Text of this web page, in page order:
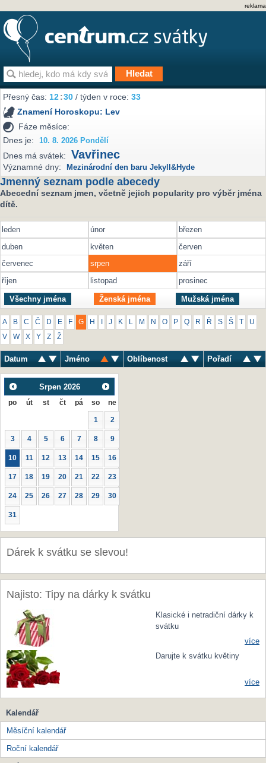
reklama
Přesný čas:12:30 / týden v roce:33
Znamení Horoskopu: Lev
Fáze měsíce:
Dnes je:
10. 8. 2026 Pondělí
Dnes má svátek: Vavřinec
Významné dny: Mezinárodní den baru Jekyll&Hyde
Jmenný seznam podle abecedy
Abecední seznam jmen, včetně jejich popularity pro výběr jména
dítě.
leden únor
březen
duben
květen
červen
červenec
srpen
září
říjen
listopad prosinec
Všechny jména Ženská jména Mužská jména
A B C Č D E F G H J K M N O P Q R Ř S Š U
V W X Y Z Ž
Datum Jméno Oblíbenost Pořadí
Srpen 2026
po út st čt pá so ne
1 2
3 4 5 6 7 8 9
10 11 12 13 14 15 16
17 18 19 20 21 22 23
24 25 26 27 28 29 30
31
Dárek k svátku se slevou!
Najisto: Tipy na dárky k svátku
Klasické i netradiční dárky k
svátku
více
Darujte k svátku květiny
více
Kalendář
Měsíční kalendář
Roční kalendář